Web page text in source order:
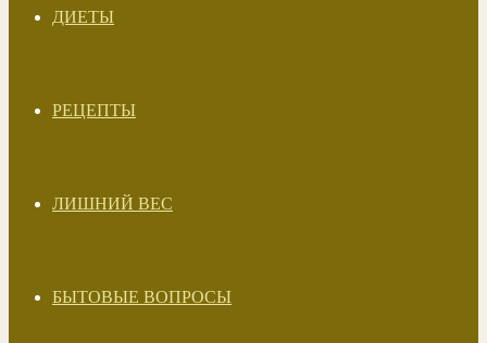
ДИЕТЫ
РЕЦЕПТЫ
ЛИШНИЙ ВЕС
БЫТОВЫЕ ВОПРОСЫ